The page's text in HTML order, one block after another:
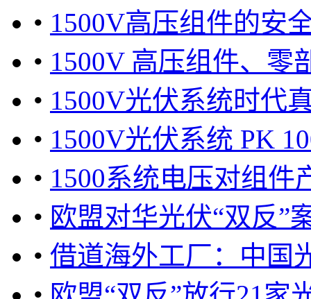
• 1500V高压组件的安
• 1500V 高压组件、零
• 1500V光伏系统时代
• 1500V光伏系统 PK
• 1500系统电压对组件
• 欧盟对华光伏“双反”
• 借道海外工厂：中国